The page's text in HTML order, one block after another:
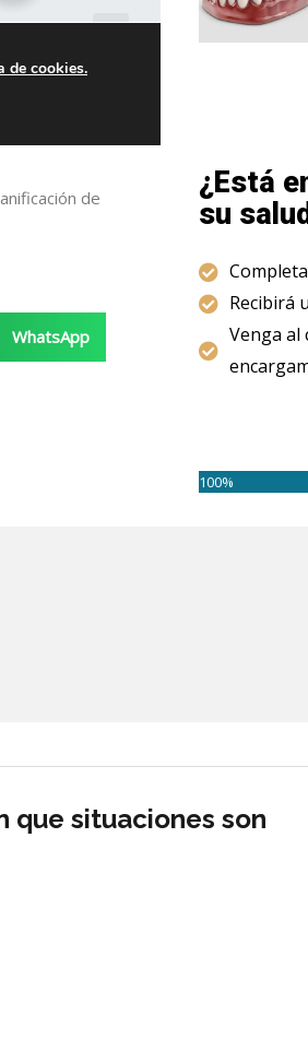
de
WhatsApp
¿Está
su
Recibirá
Venga al
100%
que situaciones son